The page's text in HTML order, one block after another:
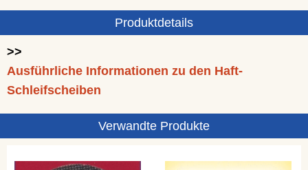
Produktdetails
>>
Ausführliche Informationen zu den Haft-
Schleifscheiben
Verwandte Produkte